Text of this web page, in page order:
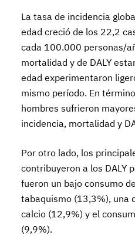
La tasa de incidencia
edad creció de los 22,2
cada 100.000 personas/
mortalidad y de DALY
edad experimentaron
mismo período. En
hombres sufrieron
incidencia, mortalidad y
Por otro lado, los
contribuyeron a los DALY
fueron un bajo consumo
tabaquismo (13,3%), una
calcio (12,9%) y el
(9,9%).